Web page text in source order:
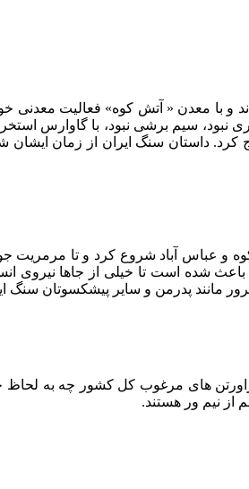
«ویریج قم» به نیم ور آمدند و با معدن « آتش
سیم برشی نبود، با گاوارس
داستان سنگ ایران از زمان
عباس آباد شروع کرد و تا مرمریت
شده است تا خیلی از جاها نیروی
مانند پدرمن و سایر پیشکسوتان سنگ
های مرغوب کل کشور چه به
نیم ور هستند.